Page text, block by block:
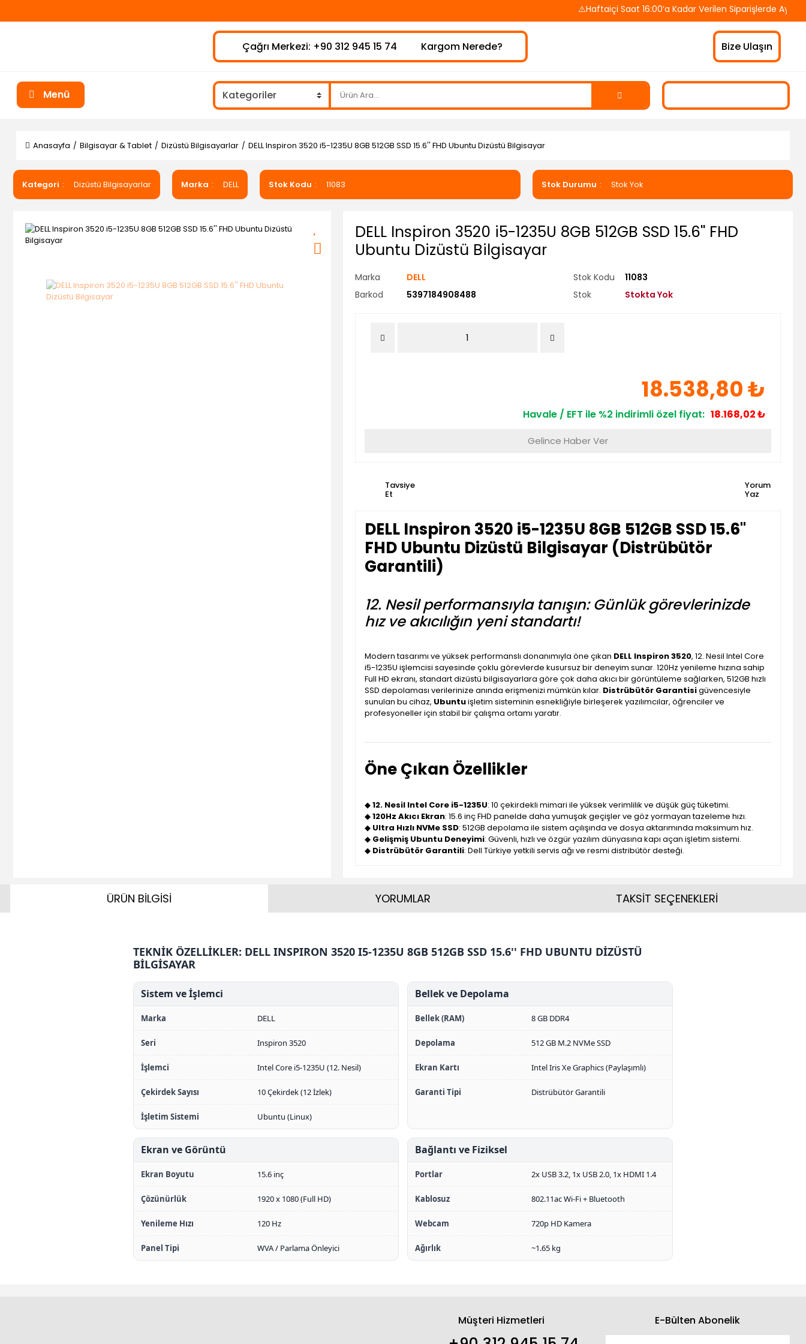
⚠️Haftaiçi Saat 16:00’a Kadar Verilen Siparişlerde Aynı
Çağrı Merkezi: +90 312 945 15 74 Kargom Nerede? Bize Ulaşın
Menü
Anasayfa Bilgisayar & Tablet Dizüstü Bilgisayarlar DELL Inspiron 3520 i5-1235U 8GB 512GB SSD 15.6'' FHD Ubuntu Dizüstü Bilgisayar
Kategori Dizüstü Bilgisayarlar Marka DELL Stok Kodu 11083 Stok Durumu Stok Yok
DELL Inspiron 3520 i5-1235U 8GB 512GB SSD 15.6'' FHD
Ubuntu Dizüstü Bilgisayar
Marka DELL Stok Kodu
11083
Barkod
5397184908488 Stok Stokta Yok
18.538,80 ₺
Havale / EFT ile %2 indirimli özel fiyat: 18.168,02 ₺
Gelince Haber Ver
Tavsiye
Et
Yorum
Yaz
DELL Inspiron 3520 i5-1235U 8GB 512GB SSD 15.6''
FHD Ubuntu Dizüstü Bilgisayar (Distrübütör
Garantili)
12. Nesil performansıyla tanışın: Günlük görevlerinizde
hız ve akıcılığın yeni standartı!
Modern tasarımı ve yüksek performanslı donanımıyla öne çıkan DELL Inspiron 3520, 12. Nesil Intel Core
i5-1235U işlemcisi sayesinde çoklu görevlerde kusursuz bir deneyim sunar. 120Hz yenileme hızına sahip
Full HD ekranı, standart dizüstü bilgisayarlara göre çok daha akıcı bir görüntüleme sağlarken, 512GB hızlı
SSD depolaması verilerinize anında erişmenizi mümkün kılar. Distrübütör Garantisigüvencesiyle
sunulan bu cihaz, Ubuntuişletim sisteminin esnekliğiyle birleşerek yazılımcılar, öğrenciler ve
profesyoneller için stabil bir çalışma ortamı yaratır.
Öne Çıkan Özellikler
◆12. Nesil Intel Core i5-1235U: 10 çekirdekli mimari ile yüksek verimlilik ve düşük güç tüketimi.
◆120Hz Akıcı Ekran: 15.6 inç FHD panelde daha yumuşak geçişler ve göz yormayan tazeleme hızı.
◆ Ultra Hızlı NVMe SSD: 512GB depolama ile sistem açılışında ve dosya aktarımında maksimum hız.
◆ Gelişmiş Ubuntu Deneyimi: Güvenli, hızlı ve özgür yazılım dünyasına kapı açan işletim sistemi.
◆ Distrübütör Garantili: Dell Türkiye yetkili servis ağı ve resmi distribütör desteği.
ÜRÜN BİLGİSİ
TEKNİK ÖZELLİKLER: DELL INSPIRON 3520 I5-1235U 8GB 512GB SSD 15.6'' FHD UBUNTU DİZÜSTÜ
BİLGİSAYAR
Sistem ve İşlemci
Marka DELL
Seri Inspiron 3520
İşlemci Intel Core i5-1235U (12. Nesil)
Çekirdek Sayısı 10 Çekirdek (12 İzlek)
İşletim Sistemi Ubuntu (Linux)
Bellek ve Depolama
Bellek (RAM) 8 GB DDR4
Depolama 512 GB M.2 NVMe SSD
Ekran Kartı Intel Iris Xe Graphics (Paylaşımlı)
Garanti Tipi Distrübütör Garantili
Ekran ve Görüntü
Ekran Boyutu 15.6 inç
Çözünürlük 1920 x 1080 (Full HD)
Yenileme Hızı 120 Hz
Panel Tipi WVA / Parlama Önleyici
Bağlantı ve Fiziksel
Portlar 2x USB 3.2, 1x USB 2.0, 1x HDMI 1.4
Kablosuz 802.11ac Wi-Fi + Bluetooth
Webcam 720p HD Kamera
Ağırlık ~1.65 kg
YORUMLAR TAKSİT SEÇENEKLERİ
Müşteri Hizmetleri E-Bülten Abonelik